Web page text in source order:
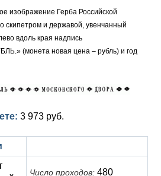
изображение Герба Российской
скипетром и державой, увенчанный
вдоль края надпись
(монета новая цена – рубль) и год
3 973 руб.
Число проходов: 480